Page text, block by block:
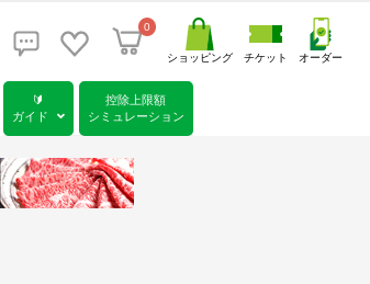
0
ショッピング チケット オーダー
🔰
ガイド
控除上限額
シミュレーション